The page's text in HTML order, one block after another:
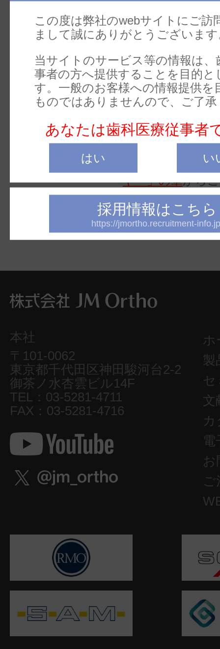
この度は弊社のwebサイトにご訪
まして誠にありがとうございま
当サイトのサービス等の情報は、
事者の方へ提供することを目的と
す。一般のお客様への情報提供を
ものではありませんので、ご了
あなたは歯科医療従事者
はい い
採用情報はこちら
https://jmortho.recruitment-
医療機器
分類
管理
製造販売
業者
株式
総合
ヤー」の章から
ホ
製
セ
文
電
お
ご
本社
〒101-0062
東京都千代田区神田駿河台2-2
御茶ノ水杏雲ビル14F
TEL：03-5281-4711
FAX：03-5281-4716